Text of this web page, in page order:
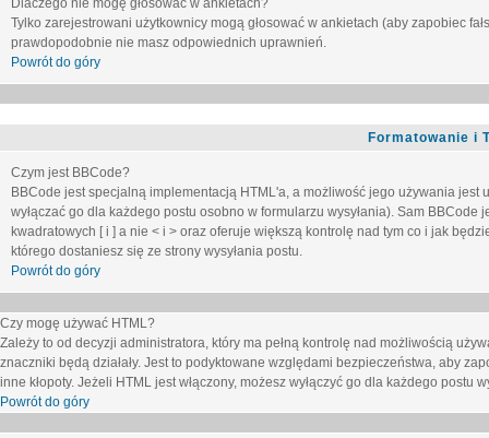
Dlaczego nie mogę głosować w ankietach?
Tylko zarejestrowani użytkownicy mogą głosować w ankietach (aby zapobiec
prawdopodobnie nie masz odpowiednich uprawnień.
Powrót do góry
Formatowanie i
Czym jest BBCode?
BBCode jest specjalną implementacją HTML'a, a możliwość jego używania
wyłączać go dla każdego postu osobno w formularzu wysyłania). Sam
kwadratowych [ i ] a nie < i > oraz oferuje większą kontrolę nad tym co i jak
którego dostaniesz się ze strony wysyłania postu.
Powrót do góry
Czy mogę używać HTML?
Zależy to od decyzji administratora, który ma pełną kontrolę nad możliwością
znaczniki będą działały. Jest to podyktowane względami bezpieczeństwa, aby
inne kłopoty. Jeżeli HTML jest włączony, możesz wyłączyć go dla każdego
Powrót do góry